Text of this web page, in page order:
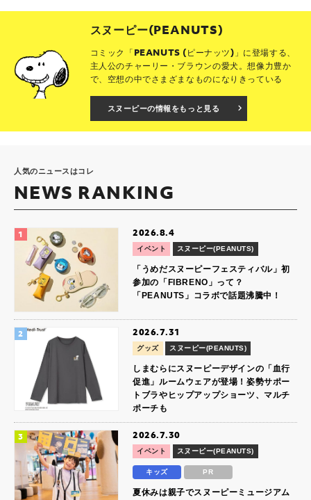
スヌーピー(PEANUTS)
コミック「PEANUTS (ピーナッツ)」に登場する、
主人公のチャーリー・ブラウンの愛犬。想像力豊か
で、空想の中でさまざまなものになりきっている
スヌーピーの情報をもっと見る
人気のニュースはコレ
NEWS RANKING
2026.8.4
イベント スヌーピー(PEANUTS)
「うめだスヌーピーフェスティバル」初
参加の「FIBRENO」って？
「PEANUTS」コラボで話題沸騰中！
2026.7.31
グッズ スヌーピー(PEANUTS)
しまむらにスヌーピーデザインの「血行
促進」ルームウェアが登場！姿勢サポー
トブラやヒップアップショーツ、マルチ
ポーチも
2026.7.30
イベント スヌーピー(PEANUTS)
キッズ PR
夏休みは親子でスヌーピーミュージアム